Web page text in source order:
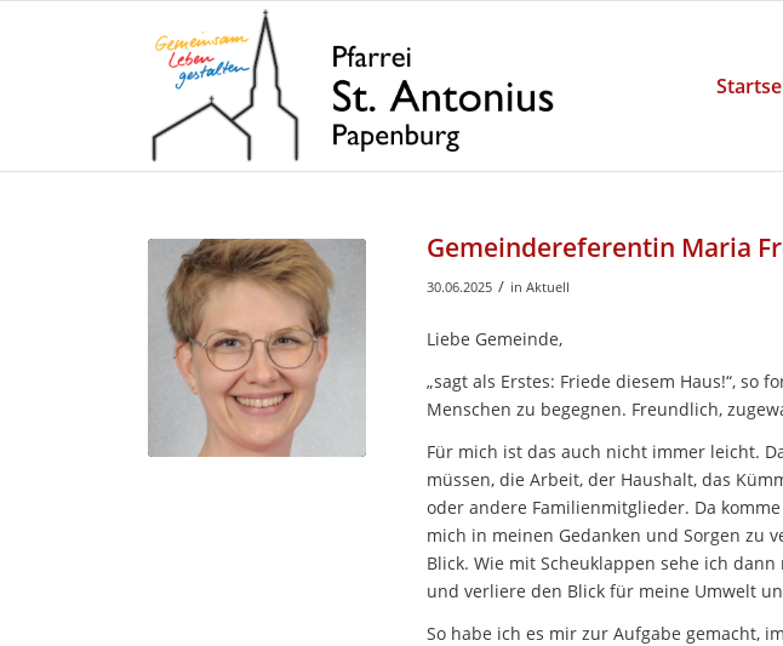
Gemeindereferentin Maria
30.06.2025 / in Aktuell
Liebe Gemeinde,
„sagt als Erstes: Friede diesem Haus!“, so
Menschen zu begegnen. Freundlich,
Für mich ist das auch nicht immer leicht.
müssen, die Arbeit, der Haushalt, das
oder andere Familienmitglieder. Da
mich in meinen Gedanken und Sorgen zu
Blick. Wie mit Scheuklappen sehe ich
und verliere den Blick für meine Umwelt
So habe ich es mir zur Aufgabe gemacht,